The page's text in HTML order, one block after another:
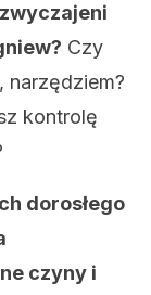
Czy
narzędziem?
kontrolę
dorosłego
czyny i